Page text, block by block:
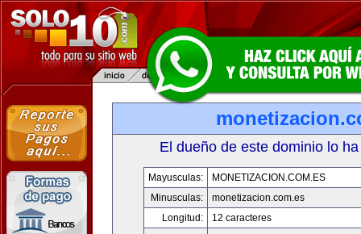
El dueño de este dominio lo
Mayusculas:
MONETIZACION.COM.ES
Minusculas:
monetizacion.com.es
Longitud:
12 caracteres